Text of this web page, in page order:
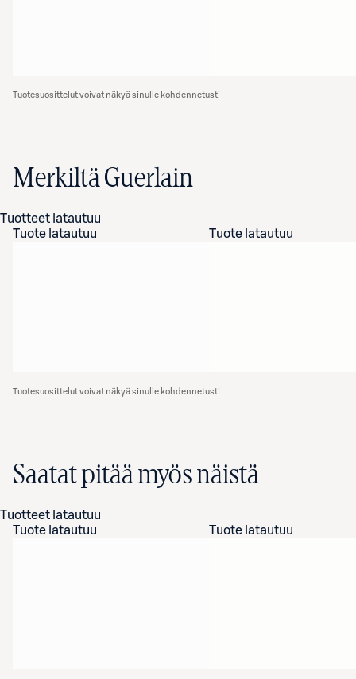
Tuotesuosittelut voivat näkyä sinulle kohdennetusti
Merkiltä Guerlain
Tuotteet latautuu
Tuote latautuu
Tuote latautuu
Tuotesuosittelut voivat näkyä sinulle kohdennetusti
Saatat pitää myös näistä
Tuotteet latautuu
Tuote latautuu
Tuote latautuu